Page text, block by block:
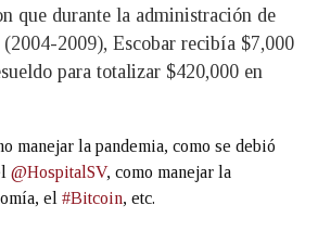
que durante la administración de
2009), Escobar recibía $7,000
para totalizar $420,000 en
manejar la pandemia, como se debió
@HospitalSV, como manejar la
el #Bitcoin, etc.